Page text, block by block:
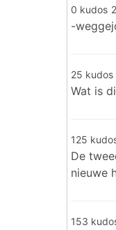
0 kudos
-
25 kudos
Wat is
125
De
nieuwe
153